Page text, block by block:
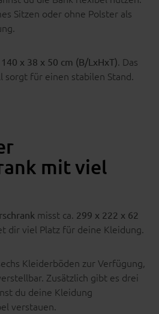
Sitzen oder ohne Polster als
140 x 38 x 50 cm (B/LxHxT). Das
sorgt für einen stabilen Stand.
mit viel
misst ca. 299 x 222 x 62
dir viel Platz für deine Kleidung.
Kleiderböden zur Verfügung,
Zusätzlich gibt es drei
du deine Kleidung
verstauen.